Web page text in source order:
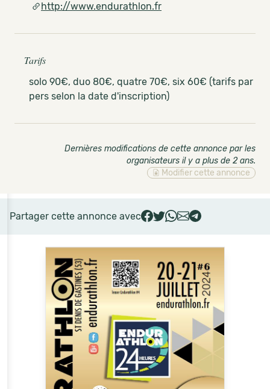
http://www.endurathlon.fr
Tarifs
solo 90€, duo 80€, quatre 70€, six 60€ (tarifs par
pers selon la date d'inscription)
Dernières modifications de cette annonce par les
organisateurs il y a plus de 2 ans.
Modifier cette annonce
Partager cette annonce avec